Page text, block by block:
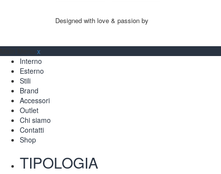
Designed with love & passion by
x
Interno
Esterno
Stili
Brand
Accessori
Outlet
Chi siamo
Contatti
Shop
TIPOLOGIA